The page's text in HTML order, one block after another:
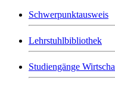
Schwerpunktausweis
Lehrstuhlbibliothek
Studiengänge